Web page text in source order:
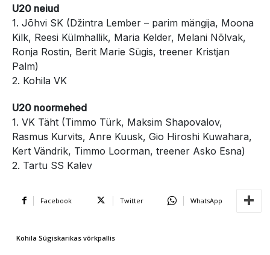
U20 neiud
1. Jõhvi SK (Džintra Lember – parim mängija, Moona
Kilk, Reesi Külmhallik, Maria Kelder, Melani Nõlvak,
Ronja Rostin, Berit Marie Sügis, treener Kristjan
Palm)
2. Kohila VK
U20 noormehed
1. VK Täht (Timmo Türk, Maksim Shapovalov,
Rasmus Kurvits, Anre Kuusk, Gio Hiroshi Kuwahara,
Kert Vändrik, Timmo Loorman, treener Asko Esna)
2. Tartu SS Kalev
Facebook Twitter WhatsApp
Kohila Sügiskarikas võrkpallis